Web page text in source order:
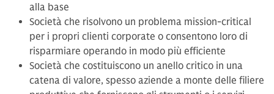
alla base
Società che risolvono un problema mission-critical
per i propri clienti corporate o consentono loro di
risparmiare operando in modo più efficiente
Società che costituiscono un anello critico in una
catena di valore, spesso aziende a monte delle filiere